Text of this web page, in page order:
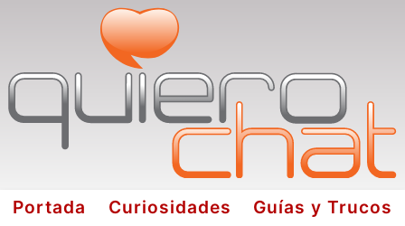
Portada Curiosidades
Guías y Trucos